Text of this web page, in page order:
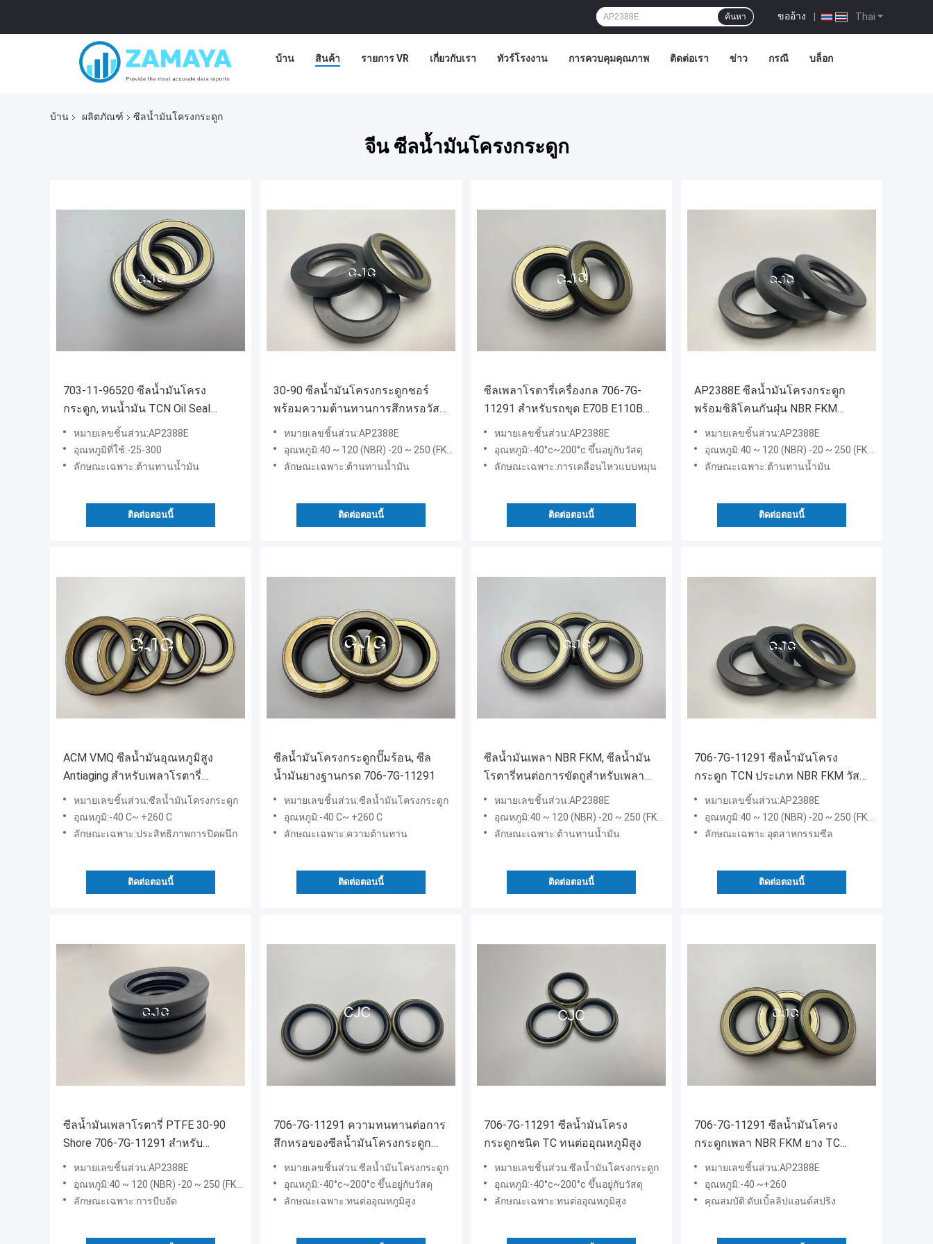
Thai
ขออ้าง |
ค้นหา
บ้าน สินค้า รายการ VR เกี่ยวกับเรา ทัวร์โรงงาน การควบคุมคุณภาพ ติดต่อเรา ข่าว กรณี บล็อก
บ้าน ผลิตภัณฑ์ ซีลน้ำมันโครงกระดูก
จีน ซีลน้ำมันโครงกระดูก
703-11-96520 ซีลน้ำมันโครง
กระดูก, ทนน้ำมัน TCN Oil Seal
สำหรับรถบรรทุกหนัก
หมายเลขชิ้นส่วน:AP2388E
อุณหภูมิที่ใช้:-25-300
ลักษณะเฉพาะ:ต้านทานน้ำมัน
ติดต่อตอนนี้
30-90 ซีลน้ำมันโครงกระดูกชอร์
พร้อมความต้านทานการสึกหรอวัสดุ
NBR FKM สำหรับ AP2388E
หมายเลขชิ้นส่วน:AP2388E
อุณหภูมิ:40 ~ 120 (NBR) -20 ~ 250 (FKM)
ลักษณะเฉพาะ:ต้านทานน้ำมัน
ติดต่อตอนนี้
ซีลเพลาโรตารี่เครื่องกล 706-7G-
11291 สำหรับรถขุด E70B E110B
หมายเลขชิ้นส่วน:AP2388E
อุณหภูมิ:-40°c~200°c ขึ้นอยู่กับวัสดุ
ลักษณะเฉพาะ:การเคลื่อนไหวแบบหมุน
ติดต่อตอนนี้
AP2388E ซีลน้ำมันโครงกระดูก
พร้อมซิลิโคนกันฝุ่น NBR FKM
หมายเลขชิ้นส่วน:AP2388E
อุณหภูมิ:40 ~ 120 (NBR) -20 ~ 250 (FKM)
ลักษณะเฉพาะ:ต้านทานน้ำมัน
ติดต่อตอนนี้
ACM VMQ ซีลน้ำมันอุณหภูมิสูง
Antiaging สำหรับเพลาโรตารี่
หมายเลขชิ้นส่วน:ซีลน้ำมันโครงกระดูก
อุณหภูมิ:-40 C~ +260 C
ลักษณะเฉพาะ:ประสิทธิภาพการปิดผนึก
ติดต่อตอนนี้
ซีลน้ำมันโครงกระดูกปั๊มร้อน, ซีล
น้ำมันยางฐานกรด 706-7G-11291
หมายเลขชิ้นส่วน:ซีลน้ำมันโครงกระดูก
อุณหภูมิ:-40 C~ +260 C
ลักษณะเฉพาะ:ความต้านทาน
ติดต่อตอนนี้
ซีลน้ำมันเพลา NBR FKM, ซีลน้ำมัน
โรตารี่ทนต่อการขัดถูสำหรับเพลา
หมายเลขชิ้นส่วน:AP2388E
อุณหภูมิ:40 ~ 120 (NBR) -20 ~ 250 (FKM)
ลักษณะเฉพาะ:ต้านทานน้ำมัน
ติดต่อตอนนี้
706-7G-11291 ซีลน้ำมันโครง
กระดูก TCN ประเภท NBR FKM วัสดุ
สำหรับ AP2388E
หมายเลขชิ้นส่วน:AP2388E
อุณหภูมิ:40 ~ 120 (NBR) -20 ~ 250 (FKM)
ลักษณะเฉพาะ:อุตสาหกรรมซีล
ติดต่อตอนนี้
ซีลน้ำมันเพลาโรตารี่ PTFE 30-90
Shore 706-7G-11291 สำหรับ
หมายเลขชิ้นส่วน:AP2388E
อุณหภูมิ:40 ~ 120 (NBR) -20 ~ 250 (FKM)
ลักษณะเฉพาะ:การบีบอัด
706-7G-11291 ความทนทานต่อการ
สึกหรอของซีลน้ำมันโครงกระดูก
สำหรับยานยนต์
หมายเลขชิ้นส่วน:ซีลน้ำมันโครงกระดูก
อุณหภูมิ:-40°c~200°c ขึ้นอยู่กับวัสดุ
ลักษณะเฉพาะ:ทนต่ออุณหภูมิสูง
706-7G-11291 ซีลน้ำมันโครง
กระดูกชนิด TC ทนต่ออุณหภูมิสูง
หมายเลขชิ้นส่วน:ซีลน้ำมันโครงกระดูก
อุณหภูมิ:-40°c~200°c ขึ้นอยู่กับวัสดุ
ลักษณะเฉพาะ:ทนต่ออุณหภูมิสูง
706-7G-11291 ซีลน้ำมันโครง
กระดูกเพลา NBR FKM ยาง TC
แหวนน้ำมันสำหรับ AP2388E
หมายเลขชิ้นส่วน:AP2388E
อุณหภูมิ:-40 ~+260
คุณสมบัติ:ดับเบิ้ลลิปแอนด์สปริง